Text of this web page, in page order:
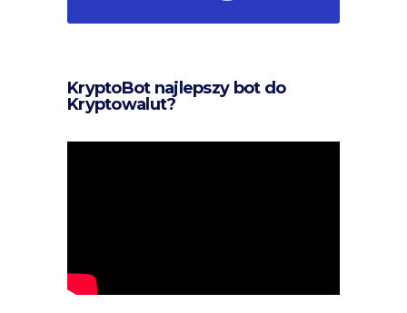
KryptoBot najlepszy bot do
Kryptowalut?